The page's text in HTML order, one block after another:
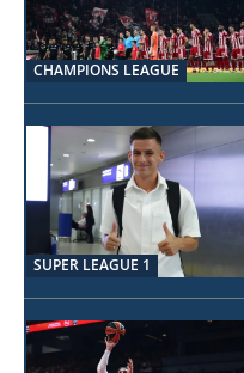
CHAMPIONS LEAGUE
SUPER LEAGUE 1